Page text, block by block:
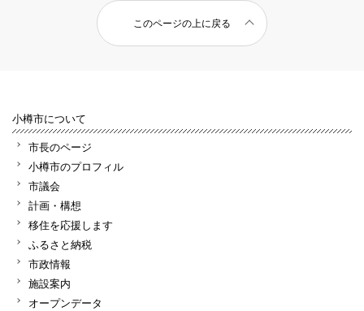
このページの上に戻る
小樽市について
市長のページ
小樽市のプロフィル
市議会
計画・構想
移住を応援します
ふるさと納税
市政情報
施設案内
オープンデータ